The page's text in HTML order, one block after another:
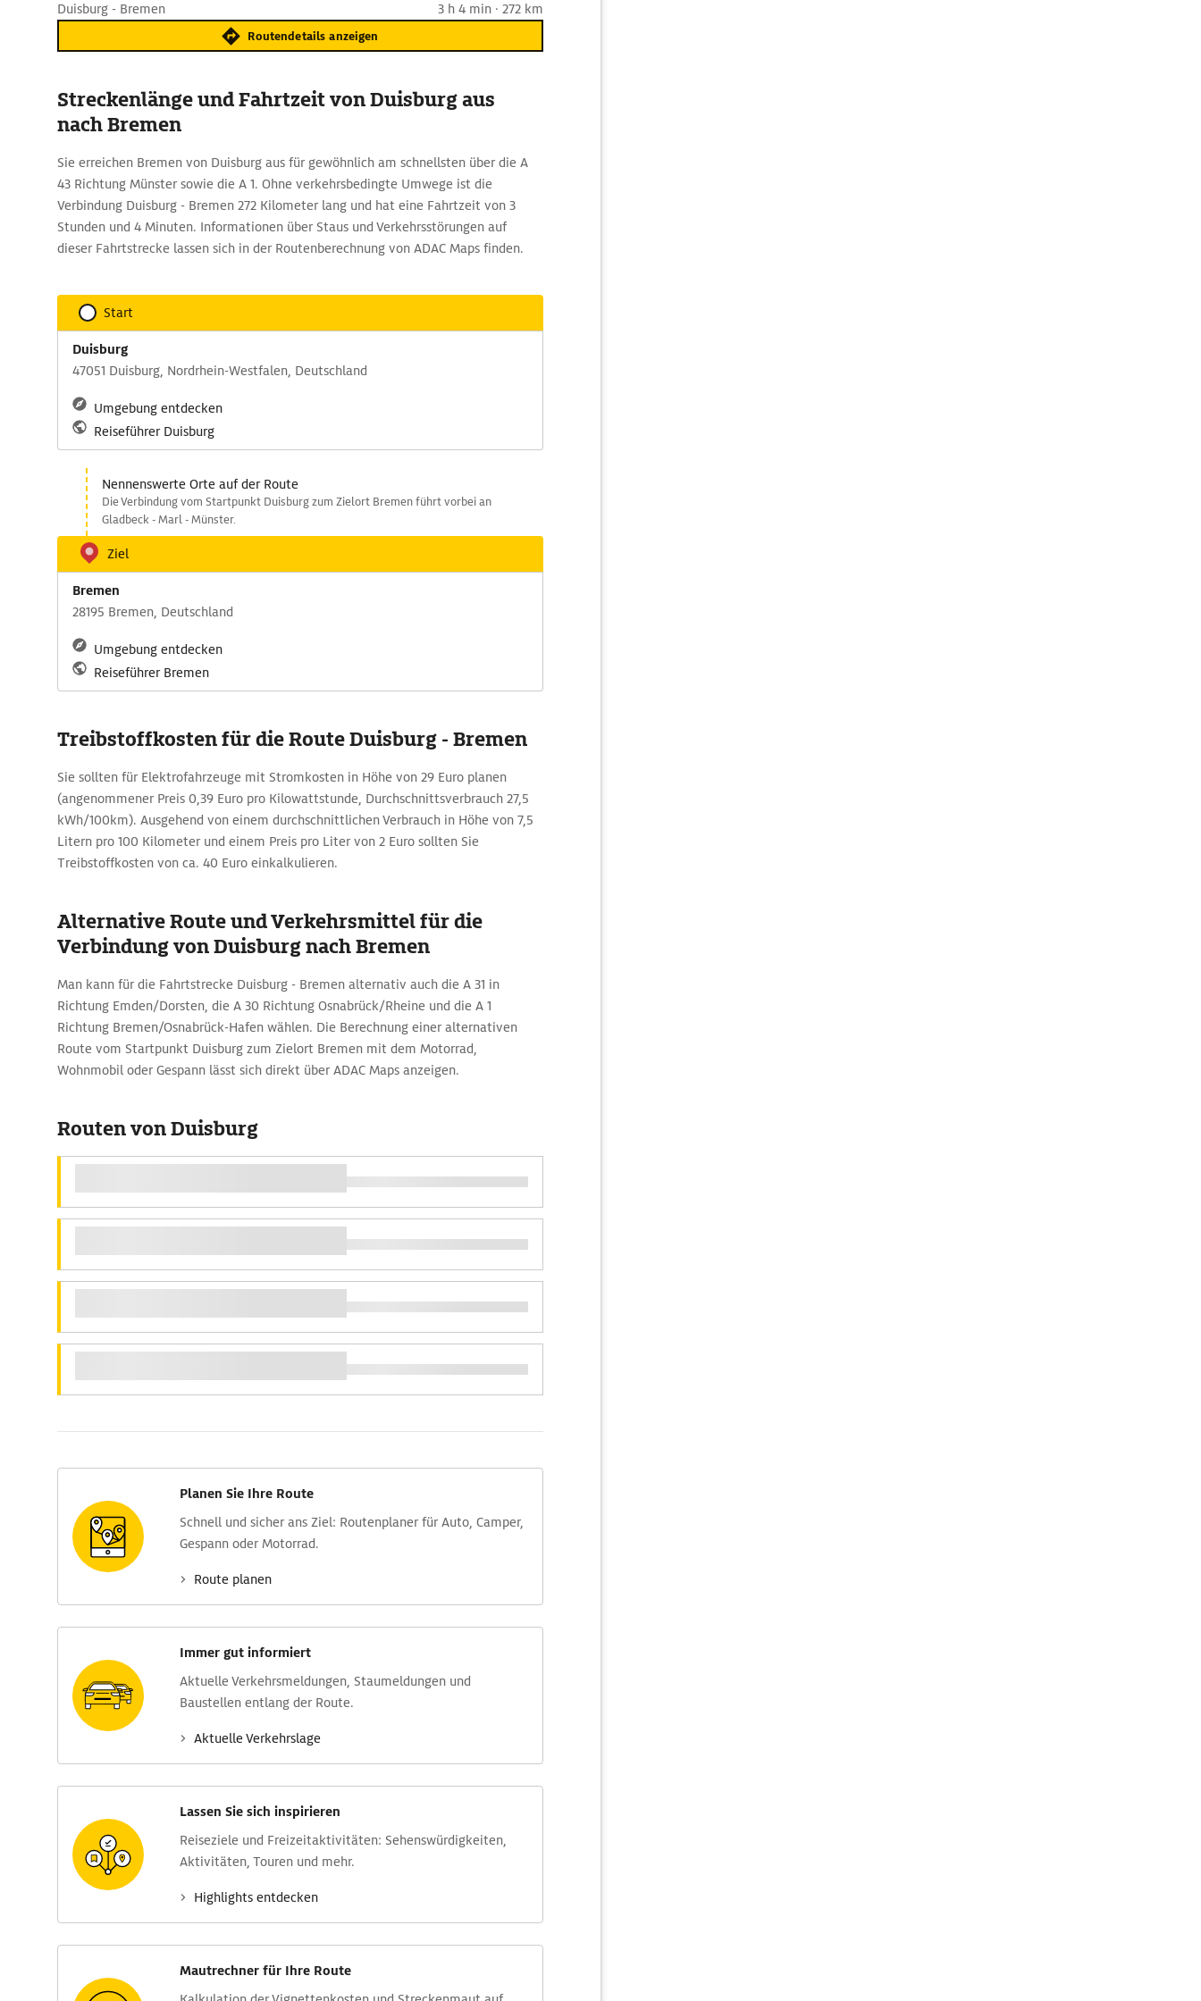
Duisburg - Bremen 3 h 4 min · 272 km
Routendetails anzeigen
Streckenlänge und Fahrtzeit von Duisburg aus
nach Bremen
Sie erreichen Bremen von Duisburg aus für gewöhnlich am schnellsten über die A
43 Richtung Münster sowie die A 1. Ohne verkehrsbedingte Umwege ist die
Verbindung Duisburg - Bremen 272 Kilometer lang und hat eine Fahrtzeit von 3
Stunden und 4 Minuten. Informationen über Staus und Verkehrsstörungen auf
dieser Fahrtstrecke lassen sich in der Routenberechnung von ADAC Maps finden.
Start
Duisburg
47051 Duisburg, Nordrhein-Westfalen, Deutschland
Umgebung entdecken
Reiseführer Duisburg
Nennenswerte Orte auf der Route
Die Verbindung vom Startpunkt Duisburg zum Zielort Bremen führt vorbei an
Gladbeck - Marl - Münster.
Ziel
Bremen
28195 Bremen, Deutschland
Umgebung entdecken
Reiseführer Bremen
Treibstoffkosten für die Route Duisburg - Bremen
Sie sollten für Elektrofahrzeuge mit Stromkosten in Höhe von 29 Euro planen
(angenommener Preis 0,39 Euro pro Kilowattstunde, Durchschnittsverbrauch 27,5
kWh/100km). Ausgehend von einem durchschnittlichen Verbrauch in Höhe von 7,5
Litern pro 100 Kilometer und einem Preis pro Liter von 2 Euro sollten Sie
Treibstoffkosten von ca. 40 Euro einkalkulieren.
Alternative Route und Verkehrsmittel für die
Verbindung von Duisburg nach Bremen
Man kann für die Fahrtstrecke Duisburg - Bremen alternativ auch die A 31 in
Richtung Emden/Dorsten, die A 30 Richtung Osnabrück/Rheine und die A 1
Richtung Bremen/Osnabrück-Hafen wählen. Die Berechnung einer alternativen
Route vom Startpunkt Duisburg zum Zielort Bremen mit dem Motorrad,
Wohnmobil oder Gespann lässt sich direkt über ADAC Maps anzeigen.
Routen von Duisburg
Planen Sie Ihre Route
Schnell und sicher ans Ziel: Routen­planer für Auto, Camper,
Gespann oder Motorrad.
Route planen
Immer gut informiert
Aktuelle Verkehrs­meldungen, Stau­meldungen und
Baustellen entlang der Route.
Aktuelle Verkehrs­lage
Lassen Sie sich inspirieren
Reise­ziele und Freizeit­aktivitäten: Sehens­würdig­keiten,
Aktivitäten, Touren und mehr.
Highlights entdecken
Mautrechner für Ihre Route